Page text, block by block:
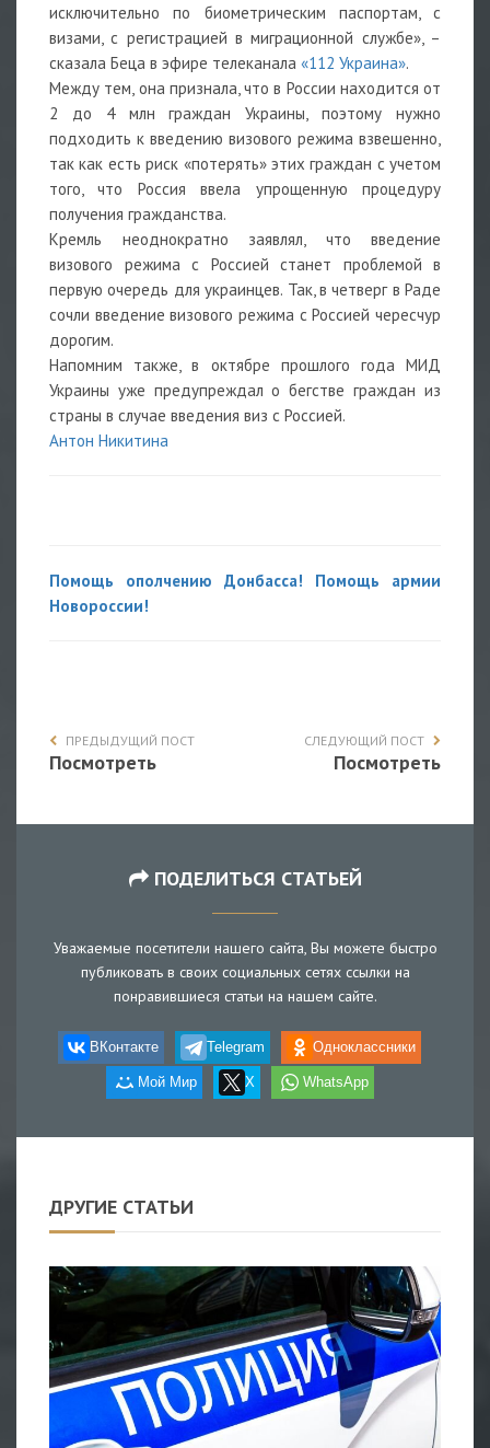
исключительно по биометрическим паспортам, с
визами, с регистрацией в миграционной службе», –
сказала Беца в эфире телеканала «112 Украина».
Между тем, она признала, что в России находится от
2 до 4 млн граждан Украины, поэтому нужно
подходить к введению визового режима взвешенно,
так как есть риск «потерять» этих граждан с учетом
того, что Россия ввела упрощенную процедуру
получения гражданства.
Кремль неоднократно заявлял, что введение
визового режима с Россией станет проблемой в
первую очередь для украинцев. Так, в четверг в Раде
сочли введение визового режима с Россией чересчур
дорогим.
Напомним также, в октябре прошлого года МИД
Украины уже предупреждал о бегстве граждан из
страны в случае введения виз с Россией.
Антон Никитина
Помощь ополчению Донбасса! Помощь армии
Новороссии!
ПРЕДЫДУЩИЙ ПОСТ
Посмотреть
СЛЕДУЮЩИЙ ПОСТ
Посмотреть
ПОДЕЛИТЬСЯ СТАТЬЕЙ
Уважаемые посетители нашего сайта, Вы можете быстро
публиковать в своих социальных сетях ссылки на
понравившиеся статьи на нашем сайте.
ВКонтакте Telegram Одноклассники
Мой Мир X WhatsApp
ДРУГИЕ СТАТЬИ